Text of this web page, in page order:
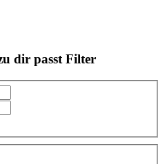
dir passt Filter